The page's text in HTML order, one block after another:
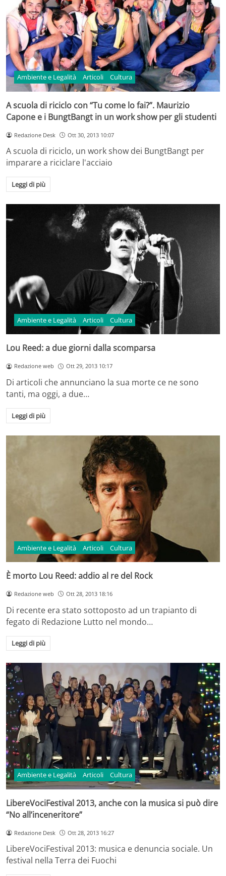
Ambiente e Legalità Articoli Cultura
A scuola di riciclo con “Tu come lo fai?”. Maurizio
Capone e i BungtBangt in un work show per gli studenti
Redazione Desk Ott 30, 2013 10:07
A scuola di riciclo, un work show dei BungtBangt per
imparare a riciclare l'acciaio
Leggi di più
Ambiente e Legalità Articoli Cultura
Lou Reed: a due giorni dalla scomparsa
Redazione web Ott 29, 2013 10:17
Di articoli che annunciano la sua morte ce ne sono
tanti, ma oggi, a due…
Leggi di più
Ambiente e Legalità Articoli Cultura
È morto Lou Reed: addio al re del Rock
Redazione web Ott 28, 2013 18:16
Di recente era stato sottoposto ad un trapianto di
fegato di Redazione Lutto nel mondo…
Leggi di più
Ambiente e Legalità Articoli Cultura
LibereVociFestival 2013, anche con la musica si può dire
“No all’inceneritore”
Redazione Desk Ott 28, 2013 16:27
LibereVociFestival 2013: musica e denuncia sociale. Un
festival nella Terra dei Fuochi